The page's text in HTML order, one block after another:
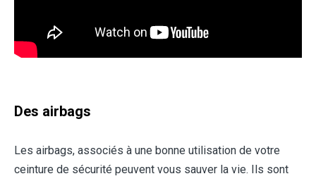
Des airbags
Les airbags, associés à une bonne utilisation de votre
ceinture de sécurité peuvent vous sauver la vie. Ils sont